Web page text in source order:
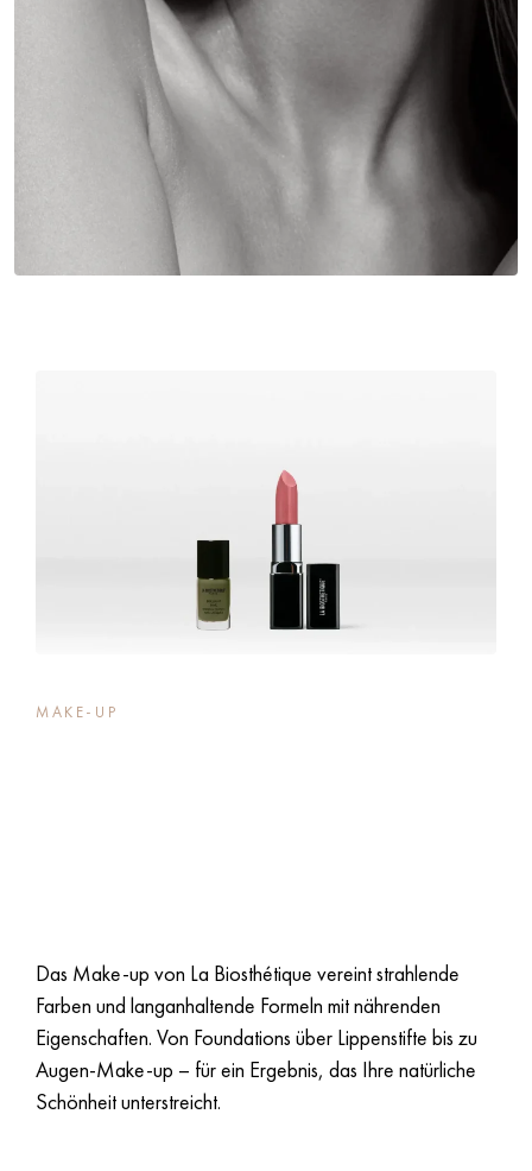
MAKE-UP
Das Make-up von La Biosthétique vereint strahlende
Farben und langanhaltende Formeln mit nährenden
Eigenschaften. Von Foundations über Lippenstifte bis zu
Augen-Make-up – für ein Ergebnis, das Ihre natürliche
Schönheit unterstreicht.